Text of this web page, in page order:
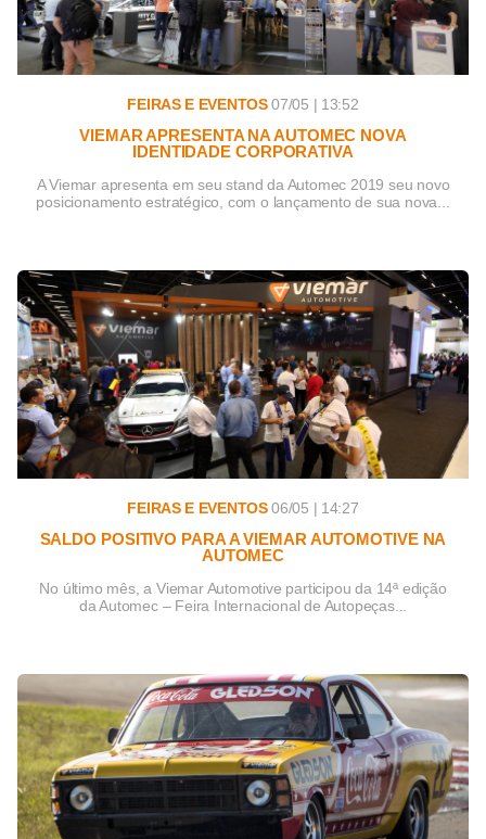
FEIRAS E EVENTOS07/05 | 13:52
VIEMAR APRESENTA NA AUTOMEC NOVA
IDENTIDADE CORPORATIVA
A Viemar apresenta em seu stand da Automec 2019 seu novo
posicionamento estratégico, com o lançamento de sua nova...
FEIRAS E EVENTOS06/05 | 14:27
SALDO POSITIVO PARA A VIEMAR AUTOMOTIVE NA
AUTOMEC
No último mês, a Viemar Automotive participou da 14ª edição
da Automec – Feira Internacional de Autopeças...